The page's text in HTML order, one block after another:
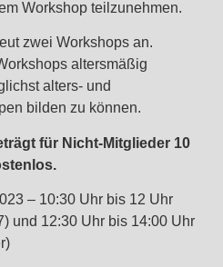
Workshop teilzunehmen.
zwei Workshops an.
altersmäßig
alters- und
bilden zu können.
für Nicht-Mitglieder 10
– 10:30 Uhr bis 12 Uhr
und 12:30 Uhr bis 14:00 Uhr